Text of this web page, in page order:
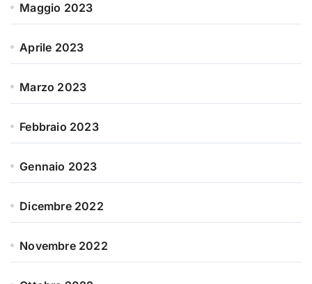
Maggio 2023
Aprile 2023
Marzo 2023
Febbraio 2023
Gennaio 2023
Dicembre 2022
Novembre 2022